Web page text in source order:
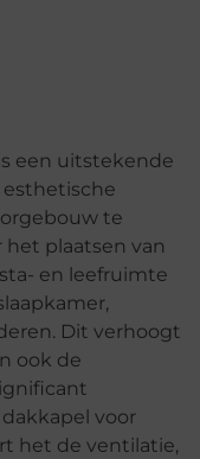
een uitstekende
te
plaatsen van
en leefruimte
Dit verhoogt
ook de
voor
het de ventilatie,